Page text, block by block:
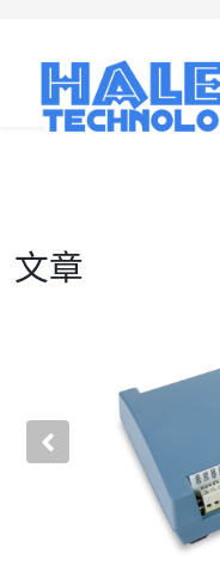
文章
Previous